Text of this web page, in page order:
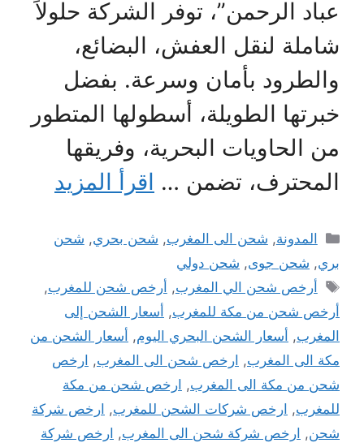
عباد الرحمن”، توفر الشركة حلولاً
شاملة لنقل العفش، البضائع،
والطرود بأمان وسرعة. بفضل
خبرتها الطويلة، أسطولها المتطور
من الحاويات البحرية، وفريقها
المحترف، تضمن … اقرأ المزيد
التصنيفات
المدونة, شحن الى المغرب, شحن بحري, شحن
بري, شحن جوى, شحن دولي
الوسوم
أرخص شحن الي المغرب, أرخص شحن للمغرب,
أرخص شحن من مكة للمغرب, أسعار الشحن إلى
المغرب, أسعار الشحن البحري اليوم, أسعار الشحن من
مكة الى المغرب, ارخص شحن الى المغرب, ارخص
شحن من مكة الى المغرب, ارخص شحن من مكة
للمغرب, ارخص شركات الشحن للمغرب, ارخص شركة
شحن, ارخص شركة شحن الى المغرب, ارخص شركة